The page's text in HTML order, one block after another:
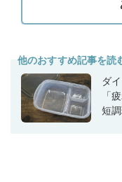
他のおすすめ記事を読
ダ
「
短